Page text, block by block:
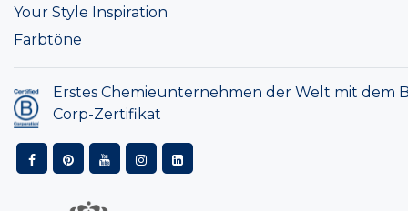
Your Style Inspiration
Farbtöne
Erstes Chemieunternehmen der Welt mit dem
Corp-Zertifikat